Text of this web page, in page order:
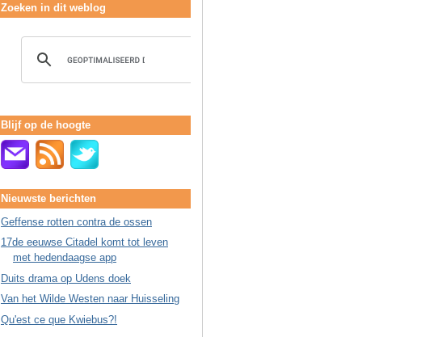
Zoeken in dit weblog
Blijf op de hoogte
Nieuwste berichten
Geffense rotten contra de ossen
17de eeuwse Citadel komt tot leven
met hedendaagse app
Duits drama op Udens doek
Van het Wilde Westen naar Huisseling
Qu'est ce que Kwiebus?!